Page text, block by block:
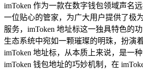
imToken 作为一款在数字钱包领域声名
一位贴心的管家，为广大用户提供了极
服务，imToken 地址标这一独具特色的
生态系统中宛如一颗璀璨的明珠，扮演
imToken 地址标，从本质上来说，是一
imToken 钱包地址的巧妙机制，在